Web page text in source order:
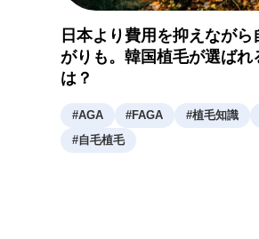
日本より費用を抑えながら
がりも。韓国植毛が選ばれ
は？
#AGA #FAGA #植毛知識
#自毛植毛